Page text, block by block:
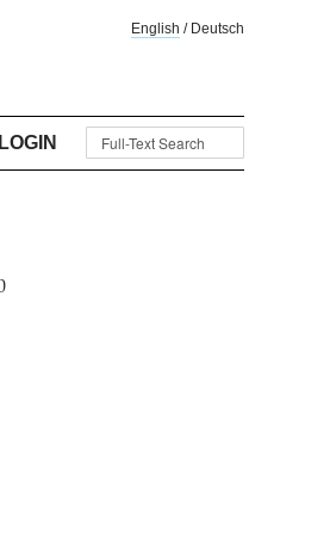
English / Deutsch
LOGIN